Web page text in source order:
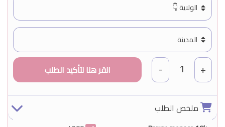
+
1
-
ملخص الطلب